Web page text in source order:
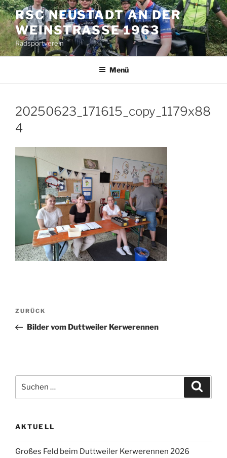
Zum
Inhalt
springen
RSC NEUSTADT AN DER
WEINSTRASSE 1963
Radsportverein
Menü
20250623_171615_copy_1179x88
4
Beitragsnavigation
Vorheriger
Beitrag
ZURÜCK
Bilder vom Duttweiler Kerwerennen
nach:
AKTUELL
Großes Feld beim Duttweiler Kerwerennen 2026